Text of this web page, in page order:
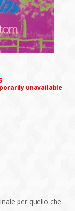
unavailable
per quello che